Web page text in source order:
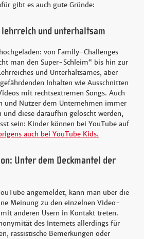
gibt es auch gute Gründe:
und unterhaltsam
von Family-Challenges
man den Super-Schleim“ bis hin zur
und Unterhaltsames, aber
Inhalten wie Ausschnitten
mit rechtsextremen Songs. Auch
und Nutzer dem Unternehmen immer
und diese daraufhin gelöscht werden,
sein: Kinder können bei YouTube auf
auch bei YouTube Kids.
Unter dem Deckmantel der
angemeldet, kann man über die
Meinung zu den einzelnen Video-
anderen Usern in Kontakt treten.
des Internets allerdings für
rassistische Bemerkungen oder